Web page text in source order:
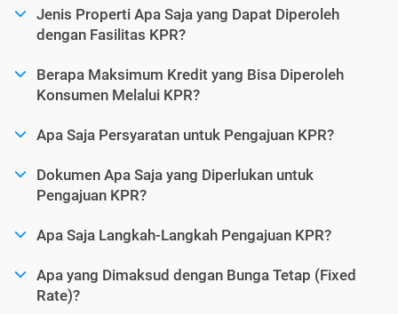
Jenis Properti Apa Saja yang Dapat Diperoleh
dengan Fasilitas KPR?
Berapa Maksimum Kredit yang Bisa Diperoleh
Konsumen Melalui KPR?
Apa Saja Persyaratan untuk Pengajuan KPR?
Dokumen Apa Saja yang Diperlukan untuk
Pengajuan KPR?
Apa Saja Langkah-Langkah Pengajuan KPR?
Apa yang Dimaksud dengan Bunga Tetap (Fixed
Rate)?